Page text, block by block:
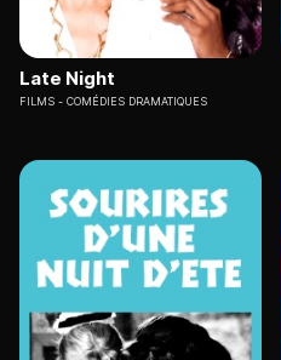
Late Night
FILMS COMÉDIES DRAMATIQUES